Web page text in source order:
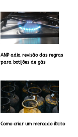
ANP adia revisão das regras
para botijões de gás
Como criar um mercado ilícito